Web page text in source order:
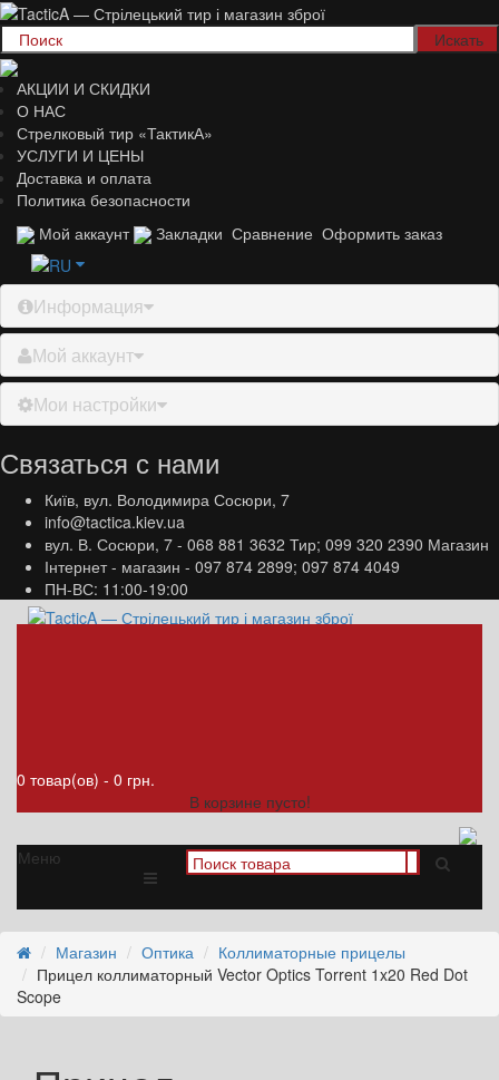
АКЦИИ И СКИДКИ
О НАС
Стрелковый тир «ТактикА»
УСЛУГИ И ЦЕНЫ
Доставка и оплата
Политика безопасности
Мой аккаунт
Закладки Сравнение Оформить заказ
Информация
Мой аккаунт
Мои настройки
Связаться с нами
Київ, вул. Володимира Сосюри, 7
info@tactica.kiev.ua
вул. В. Сосюри, 7 - 068 881 3632 Тир; 099 320 2390 Магазин
Інтернет - магазин - 097 874 2899; 097 874 4049
ПН-ВС: 11:00-19:00
0 товар(ов) - 0 грн.
В корзине пусто!
Меню
Магазин Оптика
Коллиматорные прицелы
Прицел коллиматорный Vector Optics Torrent 1x20 Red Dot
Scope